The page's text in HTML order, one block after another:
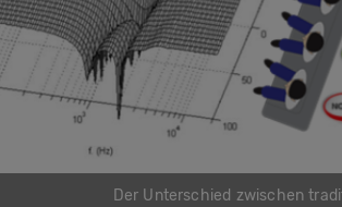
Der Unterschied zwischen